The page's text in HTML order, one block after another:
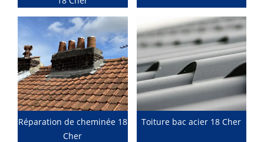
Réparation de cheminée 18
Cher
Toiture bac acier 18 Cher